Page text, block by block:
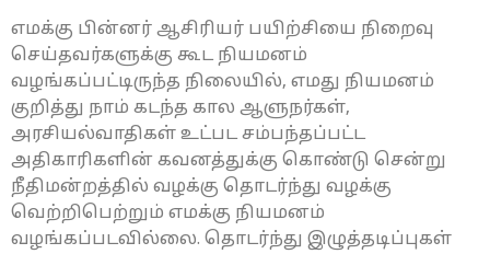
எமக்கு பின்னர் ஆசிரியர் பயிற்சியை நிறைவு
செய்தவர்களுக்கு கூட நியமனம்
வழங்கப்பட்டிருந்த நிலையில், எமது நியமனம்
குறித்து நாம் கடந்த கால ஆளுநர்கள்,
அரசியல்வாதிகள் உட்பட சம்பந்தப்பட்ட
அதிகாரிகளின் கவனத்துக்கு கொண்டு சென்று
நீதிமன்றத்தில் வழக்கு தொடர்ந்து வழக்கு
வெற்றிபெற்றும் எமக்கு நியமனம்
வழங்கப்படவில்லை. தொடர்ந்து இழுத்தடிப்புகள்